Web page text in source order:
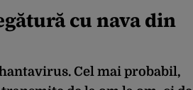
cu nava din
Cel mai probabil,